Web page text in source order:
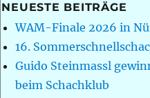
NEUESTE BEITRÄGE
WAM-Finale 2026 in
16.
Guido Steinmassl
beim Schachklub